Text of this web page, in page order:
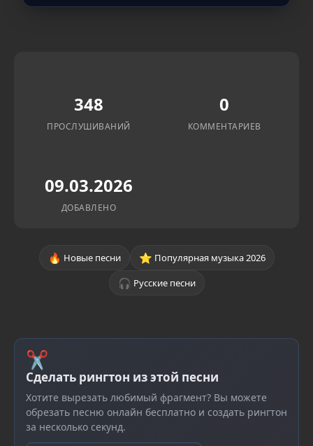
348
ПРОСЛУШИВАНИЙ
0
КОММЕНТАРИЕВ
09.03.2026
ДОБАВЛЕНО
🔥 Новые песни ⭐ Популярная музыка 2026
🎧 Русские песни
✂
Сделать рингтон из этой песни
Хотите вырезать любимый фрагмент? Вы можете
обрезать песню онлайн бесплатно и создать рингтон
за несколько секунд.